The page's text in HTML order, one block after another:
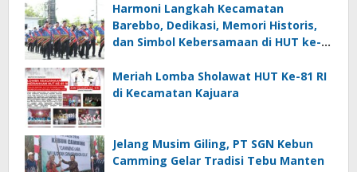
Harmoni Langkah Kecamatan
Barebbo, Dedikasi, Memori Historis,
dan Simbol Kebersamaan di HUT ke-
Meriah Lomba Sholawat HUT Ke-81 RI
di Kecamatan Kajuara
Jelang Musim Giling, PT SGN Kebun
Camming Gelar Tradisi Tebu Manten